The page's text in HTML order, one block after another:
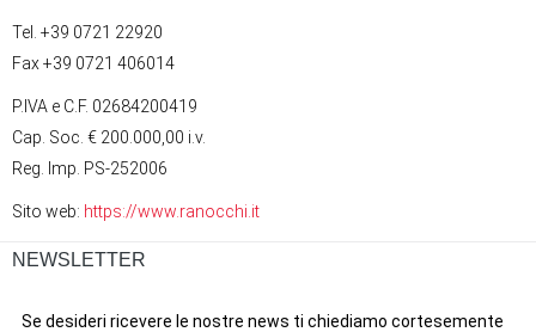
Tel. +39 0721 22920
Fax +39 0721 406014
P.IVA e C.F. 02684200419
Cap. Soc. € 200.000,00 i.v.
Reg. Imp. PS-252006
Sito web: https://www.ranocchi.it
NEWSLETTER